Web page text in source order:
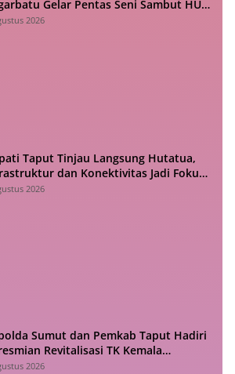
Gelar Pentas Seni Sambut HUT
2026
Taput Tinjau Langsung Hutatua,
dan Konektivitas Jadi Fokus
2026
Sumut dan Pemkab Taput Hadiri
Revitalisasi TK Kemala
Tarutung
2026